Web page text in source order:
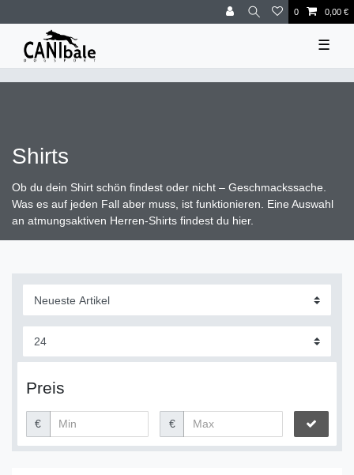
0 0,00 €
☰
Shirts
Ob du dein Shirt schön findest oder nicht – Geschmackssache.
Was es auf jeden Fall aber muss, ist funktionieren. Eine Auswahl
an atmungsaktiven Herren-Shirts findest du hier.
Preis
€ €